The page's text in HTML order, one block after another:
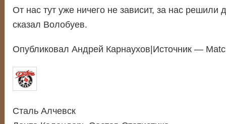
От нас тут уже ничего не зависит, за нас решили
сказал Волобуев.
Опубликовал Андрей Карнаухов|Источник —
Сталь Алчевск